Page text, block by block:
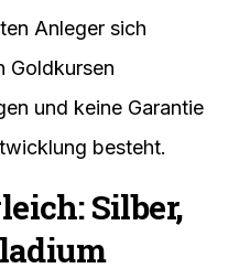
Anleger sich
Goldkursen
und keine Garantie
besteht.
Silber,